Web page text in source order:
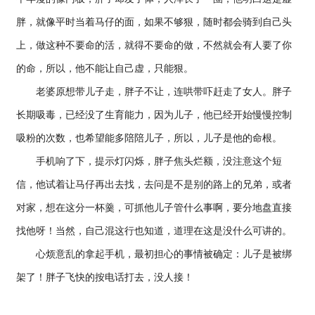
胖，就像平时当着马仔的面，如果不够狠，随时都会骑到自己头
上，做这种不要命的活，就得不要命的做，不然就会有人要了你
的命，所以，他不能让自己虚，只能狠。
老婆原想带儿子走，胖子不让，连哄带吓赶走了女人。胖子
长期吸毒，已经没了生育能力，因为儿子，他已经开始慢慢控制
吸粉的次数，也希望能多陪陪儿子，所以，儿子是他的命根。
手机响了下，提示灯闪烁，胖子焦头烂额，没注意这个短
信，他试着让马仔再出去找，去问是不是别的路上的兄弟，或者
对家，想在这分一杯羹，可抓他儿子管什么事啊，要分地盘直接
找他呀！当然，自己混这行也知道，道理在这是没什么可讲的。
心烦意乱的拿起手机，最初担心的事情被确定：儿子是被绑
架了！胖子飞快的按电话打去，没人接！